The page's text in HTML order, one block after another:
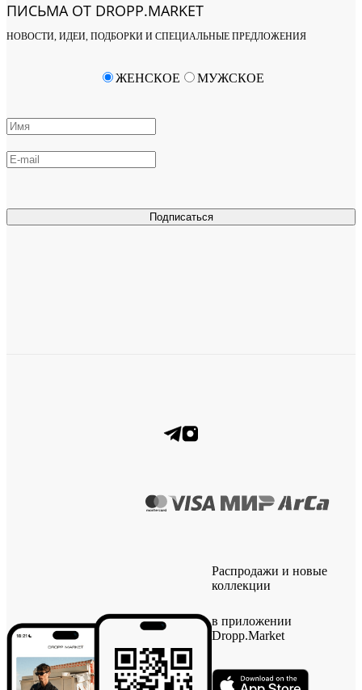
ПИСЬМА ОТ DROPP.MARKET
НОВОСТИ, ИДЕИ, ПОДБОРКИ И СПЕЦИАЛЬНЫЕ ПРЕДЛОЖЕНИЯ
Подписаться
ЖЕНСКОЕ МУЖСКОЕ
Распродажи и новые
коллекции
в приложении
Dropp.Market